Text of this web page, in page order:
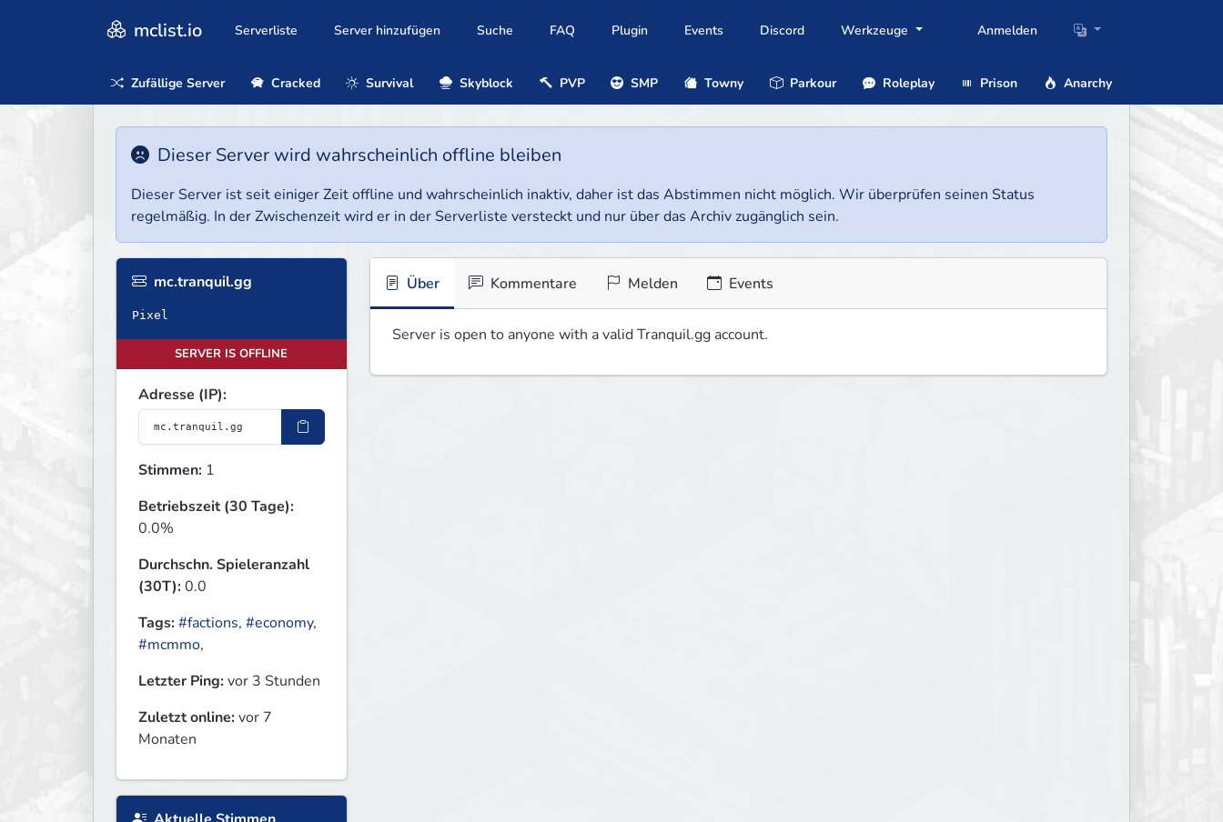
mclist.io Serverliste Server hinzufügen Suche FAQ Plugin Events Discord Werkzeuge Anmelden
Zufällige Server Cracked Survival Skyblock PVP SMP Towny Parkour Roleplay Prison Anarchy
Dieser Server wird wahrscheinlich offline bleiben
Dieser Server ist seit einiger Zeit offline und wahrscheinlich inaktiv, daher ist das Abstimmen nicht möglich. Wir überprüfen seinen Status
regelmäßig. In der Zwischenzeit wird er in der Serverliste versteckt und nur über das Archiv zugänglich sein.
mc.tranquil.gg
SERVER IS OFFLINE
Adresse (IP):
Stimmen: 1
Betriebszeit (30 Tage):
0.0%
Durchschn. Spieleranzahl
(30T):0.0
Tags:#factions, #economy,
#mcmmo,
Letzter Ping:vor 3 Stunden
Zuletzt online:vor 7
Monaten
Über Kommentare Melden Events
Server is open to anyone with a valid Tranquil.gg account.